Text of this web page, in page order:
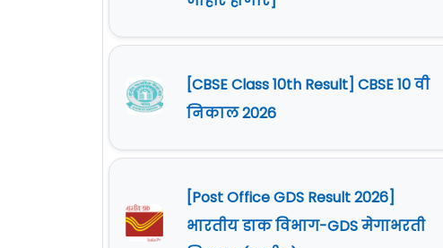
[CBSE Class 10th Result] CBSE 10 वी
निकाल 2026
[Post Office GDS Result 2026]
भारतीय डाक विभाग-GDS मेगाभरती